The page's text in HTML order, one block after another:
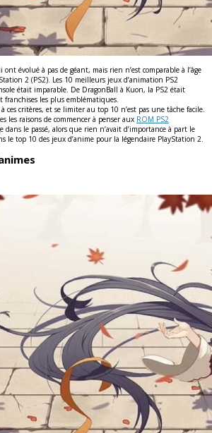
ont évolué à pas de géant, mais rien n’est comparable à l’âge
2 (PS2). Les 10 meilleurs jeux d’animation PS2
était imparable. De DragonBall à Kuon, la PS2 était
franchises les plus emblématiques.
ces critères, et se limiter au top 10 n’est pas une tâche facile.
les raisons de commencer à penser aux ROM PS2
dans le passé, alors que rien n’avait d’importance à part le
le top 10 des jeux d’anime pour la légendaire PlayStation 2.